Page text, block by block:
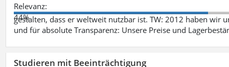
Relevanz:
44%
gestalten, dass er weltweit nutzbar ist. TW: 2012 haben wir
und für absolute Transparenz: Unsere Preise und
Studieren mit Beeinträchtigung